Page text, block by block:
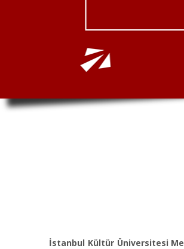
İstanbul Kültür Üniversitesi